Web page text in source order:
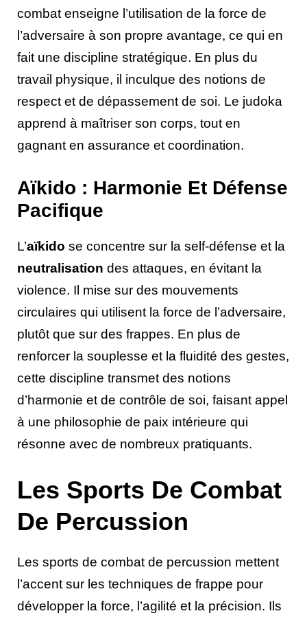
combat enseigne l’utilisation de la force de
l’adversaire à son propre avantage, ce qui en
fait une discipline stratégique. En plus du
travail physique, il inculque des notions de
respect et de dépassement de soi. Le judoka
apprend à maîtriser son corps, tout en
gagnant en assurance et coordination.
Aïkido : Harmonie Et Défense
Pacifique
L’aïkido se concentre sur la self-défense et la
neutralisation des attaques, en évitant la
violence. Il mise sur des mouvements
circulaires qui utilisent la force de l’adversaire,
plutôt que sur des frappes. En plus de
renforcer la souplesse et la fluidité des gestes,
cette discipline transmet des notions
d’harmonie et de contrôle de soi, faisant appel
à une philosophie de paix intérieure qui
résonne avec de nombreux pratiquants.
Les Sports De Combat
De Percussion
Les sports de combat de percussion mettent
l’accent sur les techniques de frappe pour
développer la force, l’agilité et la précision. Ils